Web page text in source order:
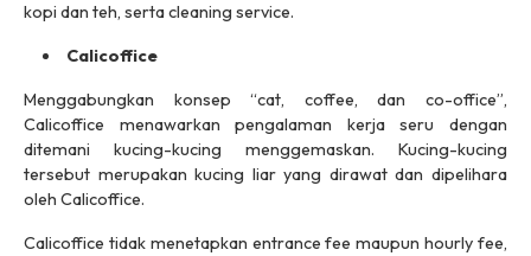
kopi dan teh, sertacleaning service.
Calicoffice
Menggabungkan konsep “cat, coffee, danco-office”,
Calicoffice menawarkan pengalaman kerja seru dengan
ditemani kucing-kucing menggemaskan. Kucing-kucing
tersebut merupakan kucing liar yang dirawat dan dipelihara
oleh Calicoffice.
Calicoffice tidak menetapkan entrance feemaupunhourly fee,